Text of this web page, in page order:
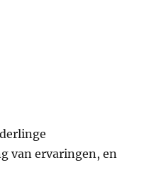
van ervaringen, en